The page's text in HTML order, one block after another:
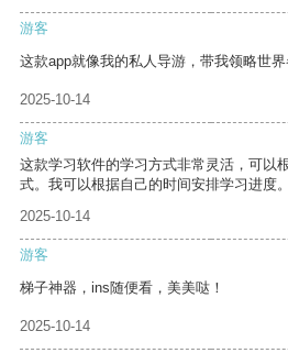
游客
这款app就像我的私人导游，带我领略世界
2025-10-14
游客
这款学习软件的学习方式非常灵活，可以
式。我可以根据自己的时间安排学习进度。
2025-10-14
游客
梯子神器，ins随便看，美美哒！
2025-10-14